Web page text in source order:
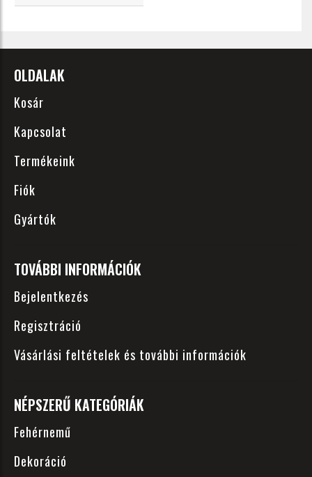
OLDALAK
Kosár
Kapcsolat
Termékeink
Fiók
Gyártók
TOVÁBBI INFORMÁCIÓK
Bejelentkezés
Regisztráció
Vásárlási feltételek és további információk
NÉPSZERŰ KATEGÓRIÁK
Fehérnemű
Dekoráció